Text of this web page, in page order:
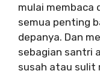
mulai membaca
semua penting
depanya. Dan
sebagian santri
susah atau sulit